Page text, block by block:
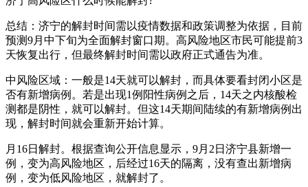
总结：济宁的解封时间需以疫情数据和政策调整为依据，目前
预测9月中下旬为全面解封窗口期。高风险地区市民可能提前3
天恢复出行，但最终解封时间需以政府正式通告为准。
中风险区域：一般是14天就可以解封，而具体要看封闭小区是
否有新增病例。若是出现1例阳性病例之后，14天之内核酸检
测都是阴性，就可以解封。但这14天期间陆续的有新增病例出
现，解封时间就会重新开始计算。
月16日解封。根据查询公开信息显示，9月2日济宁县新增一
例，变为高风险地区，后经过16天的隔离，没有查出新增病
例，变为低风险地区，就解封了。